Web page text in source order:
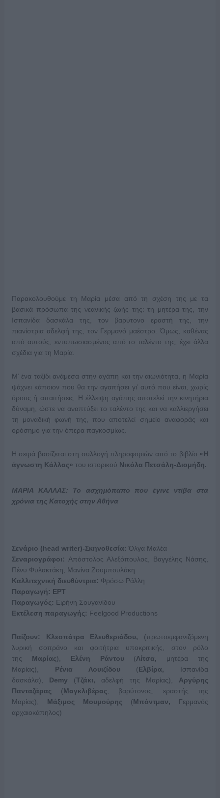
Παρακολουθούμε τη Μαρία μέσα από τη σχέση της με τα
βασικά πρόσωπα της νεανικής ζωής της: τη μητέρα της, την
Ισπανίδα δασκάλα της, τον βαρύτονο εραστή της, την
πιανίστρια αδελφή της, τον Γερμανό μαέστρο. Όμως, καθένας
από αυτούς, εντυπωσιασμένος από το ταλέντο της, έχει άλλα
σχέδια για τη Μαρία.
Μ’ ένα ταξίδι ανάμεσα στην αγάπη και την αιωνιότητα, η Μαρία
ψάχνει κάποιον που θα την αγαπήσει γι’ αυτό που είναι, χωρίς
όρους ή απαιτήσεις. Η έλλειψη αγάπης αποτελεί την κινητήρια
δύναμη, ώστε να αναπτύξει το ταλέντο της και να καλλιεργήσει
τη μοναδική φωνή της, που αποτελεί σημείο αναφοράς και
ορόσημο για την όπερα παγκοσμίως.
Η σειρά βασίζεται στη συλλογή πληροφοριών από το βιβλίο «Η
άγνωστη Κάλλας» του ιστορικού Νικόλα Πετσάλη-Διομήδη.
ΜΑΡΙΑ ΚΑΛΛΑΣ: Το ασχημόπαπο που έγινε ντίβα στα
χρόνια της Κατοχής στην Αθήνα
Σενάριο (head writer)-Σκηνοθεσία: Όλγα Mαλέα
Σεναριογράφοι: Απόστολος Αλεξόπουλος, Βαγγέλης Νάσης,
Πένυ Φυλακτάκη, Μανίνα Ζουμπουλάκη
Καλλιτεχνική διευθύντρια: Φρόσω Ράλλη
Παραγωγή: ΕΡΤ
Παραγωγός: Ειρήνη Σουγανίδου
Εκτέλεση παραγωγής: Feelgood Productions
Παίζουν: Κλεοπάτρα Ελευθεριάδου, (πρωτοεμφανιζόμενη
λυρική σοπράνο και φοιτήτρια υποκριτικής, στον ρόλο
της Μαρίας), Ελένη Ράντου (Λίτσα, μητέρα της
Μαρίας), Ρένια Λουιζίδου (Ελβίρα, Ισπανίδα
δασκάλα), Demy (Τζάκι, αδελφή της Μαρίας), Αργύρης
Πανταζάρας (Μαγκλιβέρας , βαρύτονος, εραστής της
Μαρίας), Μάξιμος Μουμούρης (Μπόντμαν, Γερμανός
αρχαιοκάπηλος)